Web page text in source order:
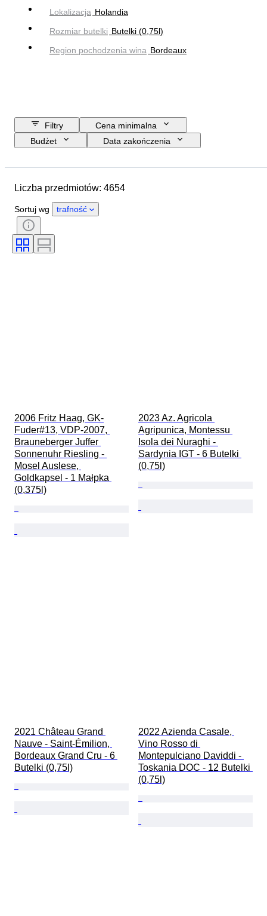
Lokalizacja Holandia
Rozmiar butelki Butelki (0,75l)
Region pochodzenia wina Bordeaux
Filtry
Cena minimalna
Budżet
Data zakończenia
Rozmiar butelki
Dodatki
Styl
Kolor
Region pochodzenia wina
Apelacja/ klasyfikacja wina
Liczba przedmiotów: 4654
Sortuj wg trafność
2006 Fritz Haag, GK-
Fuder#13, VDP-2007,
Brauneberger Juffer
Sonnenuhr Riesling -
Mosel Auslese,
Goldkapsel - 1 Małpka
(0,375l)
2023 Az. Agricola
Agripunica, Montessu
Isola dei Nuraghi -
Sardynia IGT - 6 Butelki
(0,75l)
2021 Château Grand
Nauve - Saint-Émilion,
Bordeaux Grand Cru - 6
Butelki (0,75l)
2022 Azienda Casale,
Vino Rosso di
Montepulciano Daviddi -
Toskania DOC - 12 Butelki
(0,75l)